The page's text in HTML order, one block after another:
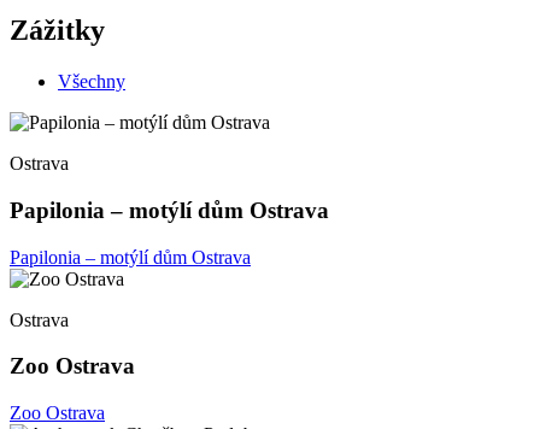
Zážitky
Všechny
Ostrava
Papilonia – motýlí dům Ostrava
Papilonia – motýlí dům Ostrava
Ostrava
Zoo Ostrava
Zoo Ostrava